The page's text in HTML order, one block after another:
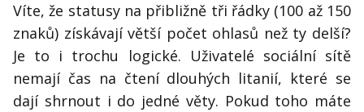
Víte, že statusy na přibližně tři řádky (100 až 150
znaků) získávají větší počet ohlasů než ty delší?
Je to i trochu logické. Uživatelé sociální sítě
nemají čas na čtení dlouhých litanií, které se
dají shrnout i do jedné věty. Pokud toho máte